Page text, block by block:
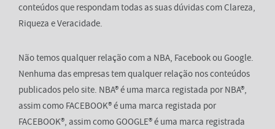
conteúdos que respondam todas as suas dúvidas com Clareza,
Riqueza e Veracidade.
Não temos qualquer relação com a NBA, Facebook ou Google.
Nenhuma das empresas tem qualquer relação nos conteúdos
publicados pelo site. NBA® é uma marca registada por NBA®,
assim como FACEBOOK® é uma marca registada por
FACEBOOK®, assim como GOOGLE® é uma marca registrada